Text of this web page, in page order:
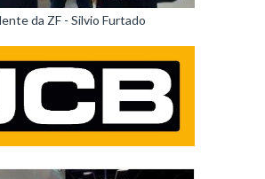
da ZF - Silvio Furtado